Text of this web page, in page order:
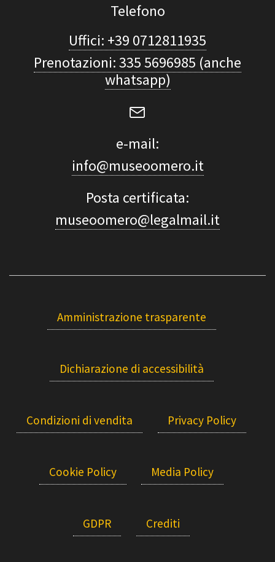
Telefono
Uffici: +39 0712811935
Prenotazioni: 335 5696985 (anche
whatsapp)
e-mail:
info@museoomero.it
Posta certificata:
museoomero@legalmail.it
Amministrazione trasparente
Dichiarazione di accessibilità
Condizioni di vendita Privacy Policy
Cookie Policy Media Policy
GDPR Crediti